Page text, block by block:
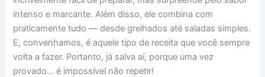
intenso e marcante. Além disso, ele combina com
praticamente tudo — desde grelhados até saladas simples.
E, convenhamos, é aquele tipo de receita que você sempre
volta a fazer. Portanto, já salva aí, porque uma vez
provado… é impossível não repetir!